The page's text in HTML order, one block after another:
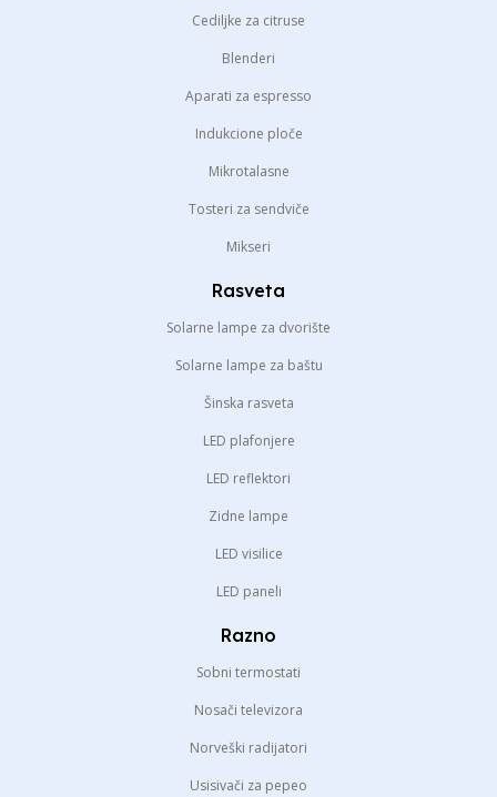
Cediljke za citruse
Blenderi
Aparati za espresso
Indukcione ploče
Mikrotalasne
Tosteri za sendviče
Mikseri
Rasveta
Solarne lampe za dvorište
Solarne lampe za baštu
Šinska rasveta
LED plafonjere
LED reflektori
Zidne lampe
LED visilice
LED paneli
Razno
Sobni termostati
Nosači televizora
Norveški radijatori
Usisivači za pepeo